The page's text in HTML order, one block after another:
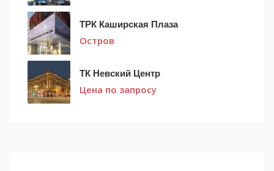
ТРК Каширская Плаза
Остров
ТК Невский Центр
Цена по запросу